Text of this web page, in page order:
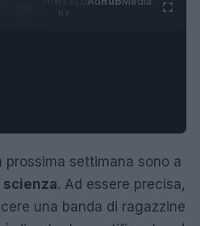
prossima settimana sono a
scienza. Ad essere precisa,
una banda di ragazzine